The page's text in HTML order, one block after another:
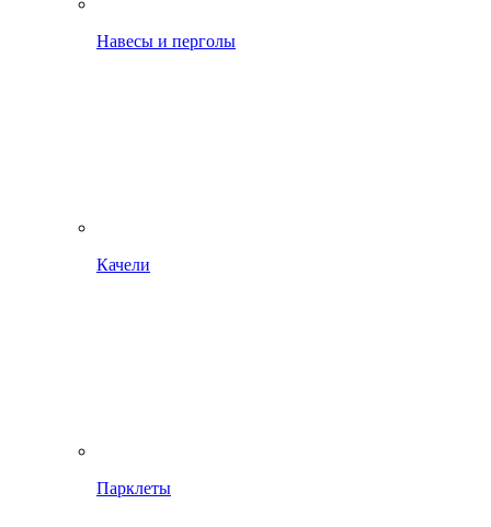
Навесы и перголы
Качели
Парклеты